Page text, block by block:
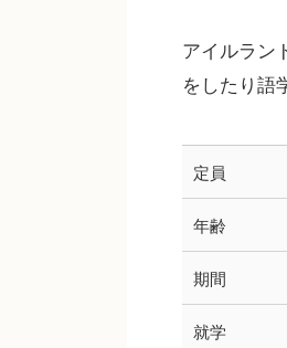
アイルラン
をしたり語
定員
年齢
期間
就学